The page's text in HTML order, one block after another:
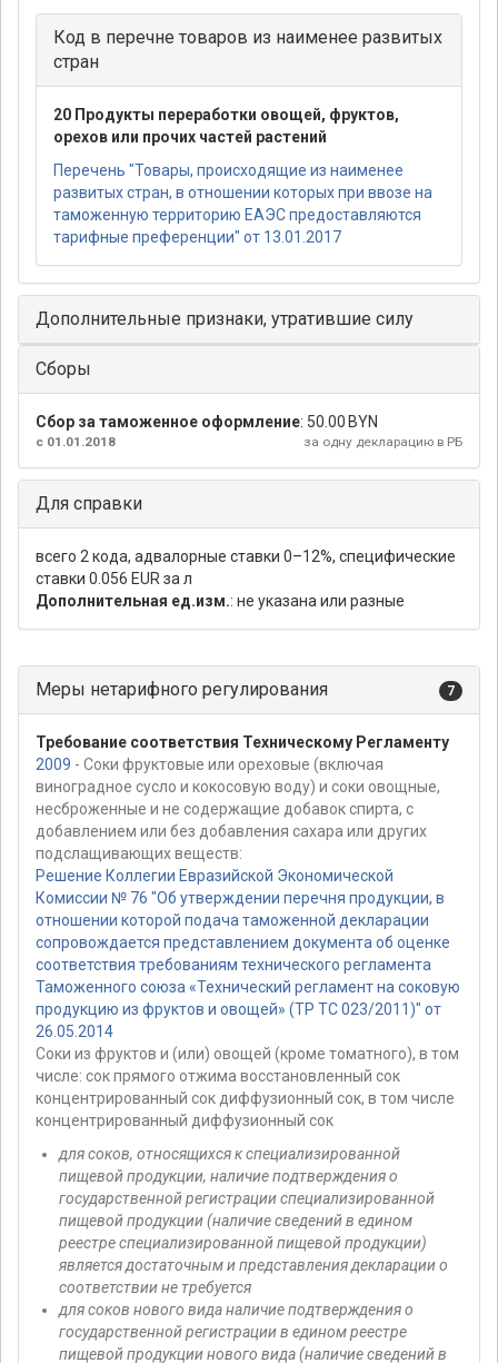
Код в перечне товаров из наименее развитых
стран
20 Продукты переработки овощей, фруктов,
орехов или прочих частей растений
Перечень "Товары, происходящие из наименее
развитых стран, в отношении которых при ввозе на
таможенную территорию ЕАЭС предоставляются
тарифные преференции" от 13.01.2017
Дополнительные признаки, утратившие силу
Сборы
Сбор за таможенное оформление: 50.00 BYN
за одну декларацию в РБ
с 01.01.2018
Для справки
всего 2 кода, адвалорные ставки 0–12%, специфические
ставки 0.056 EUR за л
Дополнительная ед.изм.: не указана или разные
Меры нетарифного регулирования 7
Требование соответствия Техническому Регламенту
2009 - Соки фруктовые или ореховые (включая
виноградное сусло и кокосовую воду) и соки овощные,
несброженные и не содержащие добавок спирта, с
добавлением или без добавления сахара или других
подслащивающих веществ:
Решение Коллегии Евразийской Экономической
Комиссии № 76 "Об утверждении перечня продукции, в
отношении которой подача таможенной декларации
сопровождается представлением документа об оценке
соответствия требованиям технического регламента
Таможенного союза «Технический регламент на соковую
продукцию из фруктов и овощей» (ТР ТС 023/2011)" от
26.05.2014
Соки из фруктов и (или) овощей (кроме томатного), в том
числе: сок прямого отжима восстановленный сок
концентрированный сок диффузионный сок, в том числе
концентрированный диффузионный сок
для соков, относящихся к специализированной
пищевой продукции, наличие подтверждения о
государственной регистрации специализированной
пищевой продукции (наличие сведений в едином
реестре специализированной пищевой продукции)
является достаточным и представления декларации о
соответствии не требуется
для соков нового вида наличие подтверждения о
государственной регистрации в едином реестре
пищевой продукции нового вида (наличие сведений в